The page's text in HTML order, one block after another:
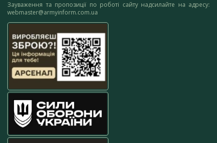
Зауваження та пропозиції по роботі сайту надсилайте на адресу:
webmaster@armyinform.com.ua